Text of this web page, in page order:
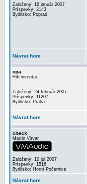
Založený: 16 január 2007
Príspevky: 2143
Bydlisko: Poprad
Návrat hore
opa
Hifi inventar
Založený: 24 február 2007
Príspevky: 11207
Bydlisko: Praha
Návrat hore
check
Martin Vitvar
Založený: 10 júl 2007
Príspevky: 1516
Bydlisko: Horní Počernice
Návrat hore